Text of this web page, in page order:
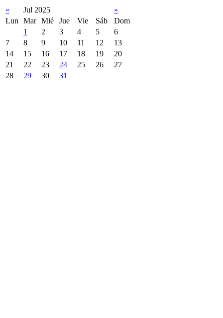
« Jul 2025
»
Lun
Mar Mié Jue Vie Sáb
Dom
1
2 3 4 5
6
7
8 9 10 11 12
13
14
15 16 17 18 19
20
21
22 23 24 25 26
27
28
29 30 31